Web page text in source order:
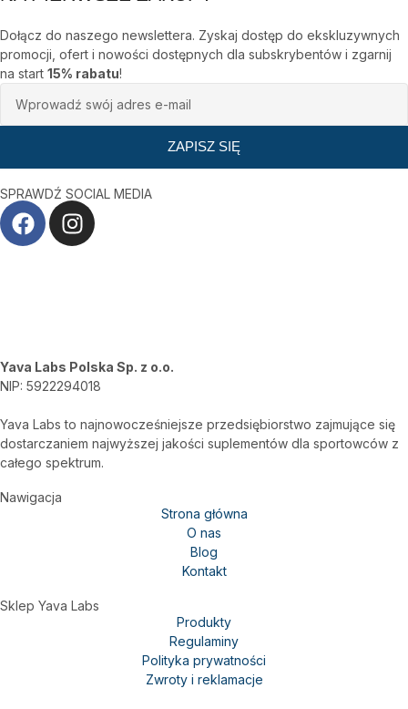
Dołącz do naszego newslettera. Zyskaj dostęp do ekskluzywnych
promocji, ofert i nowości dostępnych dla subskrybentów i zgarnij
na start 15% rabatu!
ZAPISZ SIĘ
SPRAWDŹ SOCIAL MEDIA
F
a
k
I
n
a
m
Yava Labs Polska Sp. z o.o.
NIP: 5922294018
Yava Labs to najnowocześniejsze przedsiębiorstwo zajmujące się
dostarczaniem najwyższej jakości suplementów dla sportowców z
całego spektrum.
Nawigacja
Strona główna
O nas
Blog
Kontakt
Sklep Yava Labs
Produkty
Regulaminy
Polityka prywatności
Zwroty i reklamacje